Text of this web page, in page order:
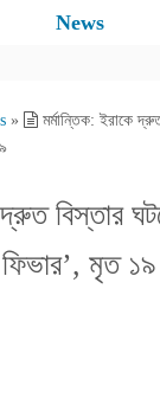
News
»
মর্মান্তিক: ইরাকে
বিস্তার
মৃত ১৯